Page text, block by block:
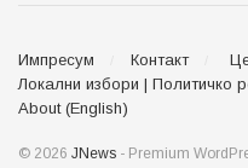
Импресум Контакт
Локални избори | Политичко
About (English)
© 2026 JNews - Premium